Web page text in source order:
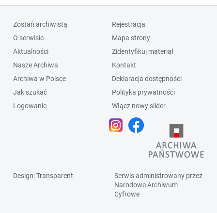
Zostań archiwistą
O serwisie
Aktualności
Nasze Archiwa
Archiwa w Polsce
Jak szukać
Logowanie
Rejestracja
Mapa strony
Zidentyfikuj materiał
Kontakt
Deklaracja dostępności
Polityka prywatności
Włącz nowy slider
Design: Transparent
Serwis administrowany przez
Narodowe Archiwum
Cyfrowe